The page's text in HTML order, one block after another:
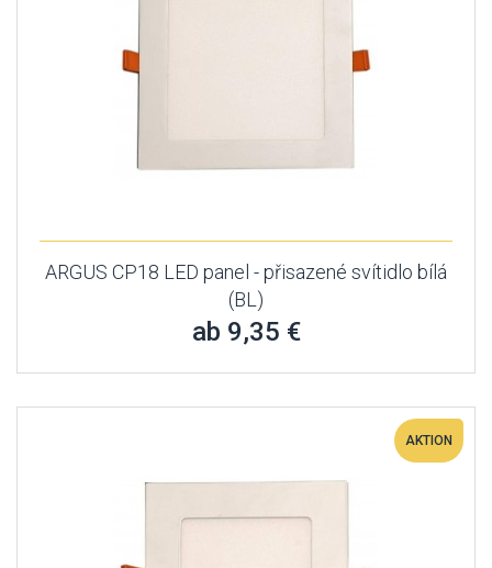
ARGUS CP18 LED panel - přisazené svítidlo bílá
(BL)
ab 9,35 €
AKTION